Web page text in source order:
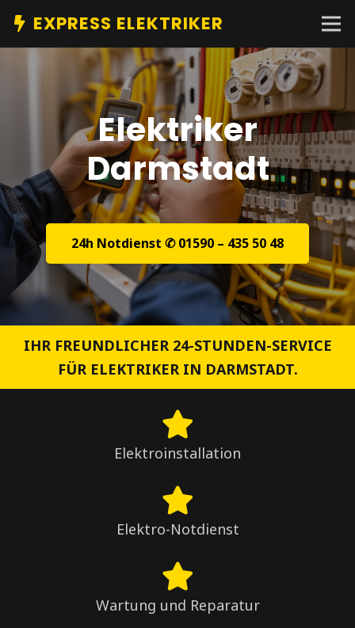
EXPRESS ELEKTRIKER
Elektriker
Darmstadt
24h Notdienst ✆ 01590 – 435 50 48
IHR FREUNDLICHER 24-STUNDEN-SERVICE
FÜR ELEKTRIKER IN DARMSTADT.
Elektroinstallation
Elektro-Notdienst
Wartung und Reparatur